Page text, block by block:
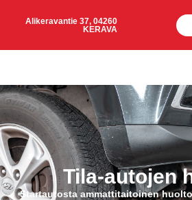
Alikeravantie 37, 04260
KERAVA
Tila-autojen
Startautosta ammattitaitoinen